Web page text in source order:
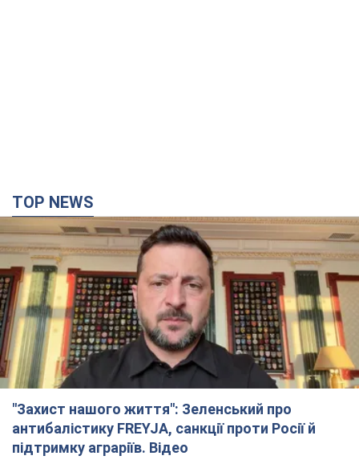
TOP NEWS
"Захист нашого життя": Зеленський про
антибалістику FREYJA, санкції проти Росії й
підтримку аграріїв. Відео